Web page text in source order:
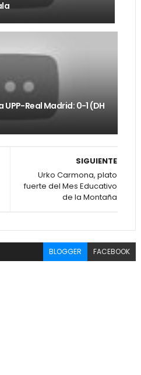
UPP-Real Madrid: 0-1 (DH
SIGUIENTE
Urko Carmona, plato
fuerte del Mes Educativo
de la Montaña
BLOGGER FACEBOOK